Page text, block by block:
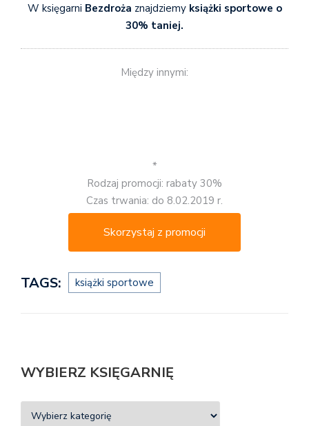
W księgarni Bezdroża znajdziemyksiążki sportowe o
30% taniej.
Między innymi:
*
Rodzaj promocji: rabaty 30%
Czas trwania: do 8.02.2019 r.
Skorzystaj z promocji
TAGS: książki sportowe
WYBIERZ KSIĘGARNIĘ